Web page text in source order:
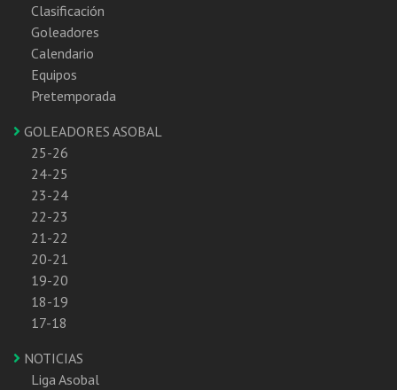
Clasificación
Goleadores
Calendario
Equipos
Pretemporada
GOLEADORES ASOBAL
25-26
24-25
23-24
22-23
21-22
20-21
19-20
18-19
17-18
NOTICIAS
Liga Asobal